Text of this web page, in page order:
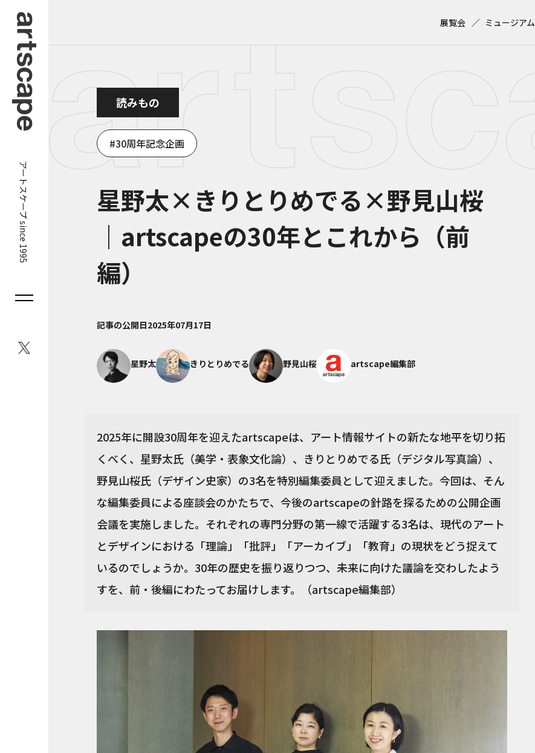
アートスケープ since 1995
展覧会 ミュージアム
読みもの
30周年記念企画
星野太×きりとりめでる×野見山桜
｜artscapeの30年とこれから（前
編）
記事の公開日2025年07月17日
星野太 きりとりめでる 野見山桜 artscape編集部
2025年に開設30周年を迎えたartscapeは、アート情報サイトの新たな地平を切り拓
くべく、星野太氏（美学・表象文化論）、きりとりめでる氏（デジタル写真論）、
野見山桜氏（デザイン史家）の3名を特別編集委員として迎えました。今回は、そん
な編集委員による座談会のかたちで、今後のartscapeの針路を探るための公開企画
会議を実施しました。それぞれの専門分野の第一線で活躍する3名は、現代のアート
とデザインにおける「理論」「批評」「アーカイブ」「教育」の現状をどう捉えて
いるのでしょうか。30年の歴史を振り返りつつ、未来に向けた議論を交わしたよう
すを、前・後編にわたってお届けします。（artscape編集部）